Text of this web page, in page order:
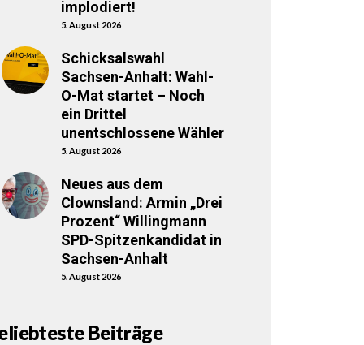
implodiert!
5. August 2026
Schicksalswahl
Sachsen-Anhalt: Wahl-
O-Mat startet – Noch
ein Drittel
unentschlossene Wähler
5. August 2026
Neues aus dem
Clownsland: Armin „Drei
Prozent“ Willingmann
SPD-Spitzenkandidat in
Sachsen-Anhalt
5. August 2026
Beiträge